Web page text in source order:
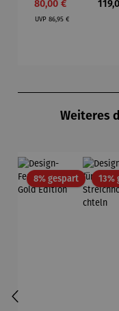
Verkaufspreis:
80,00 €
UVP Regulärer Preis:
86,95 €
Weiteres
8% gespartRabatt13%